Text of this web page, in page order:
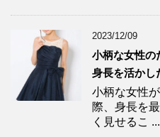
2023/12/09
小柄な女性の
身長を活かし
小柄な女性
際、身長を
く見せるこ ...